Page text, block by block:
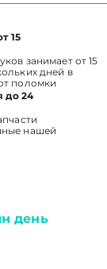
15
занимает от 15
дней в
поломки
до 24
нашей
день